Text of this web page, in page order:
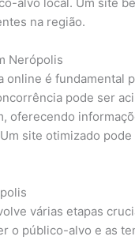
na região.
Nerópolis
online é fundamental
pode ser
oferecendo
site otimizado
várias etapas
o público-alvo e as